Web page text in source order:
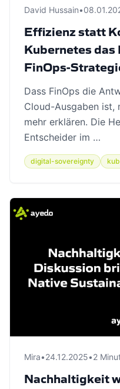
David Hussain•
Effizienz statt
Kubernetes das
FinOps-
Dass FinOps die
Cloud-Ausgaben ist,
mehr erklären. Die
Entscheider im …
digital-sovereignty
Mira•24.12.2025•2
Nachhaltigkeit